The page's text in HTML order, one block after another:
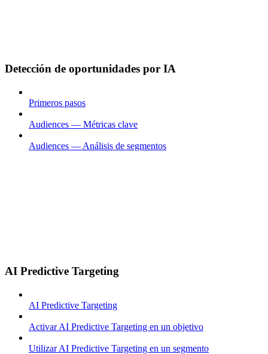
Detección de oportunidades por IA
Primeros pasos
Audiences — Métricas clave
Audiences — Análisis de segmentos
AI Predictive Targeting
AI Predictive Targeting
Activar AI Predictive Targeting en un objetivo
Utilizar AI Predictive Targeting en un segmento